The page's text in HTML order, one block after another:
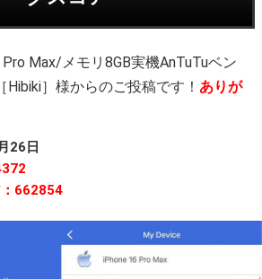
Max/メモリ8GB実機AnTuTuベン
］様からのご投稿です！ ありが
26日
：662854